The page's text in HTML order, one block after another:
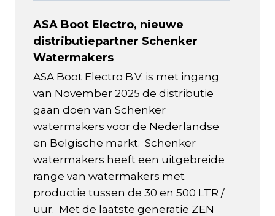
ASA Boot Electro, nieuwe
distributiepartner Schenker
Watermakers
ASA Boot Electro B.V. is met ingang
van November 2025 de distributie
gaan doen van Schenker
watermakers voor de Nederlandse
en Belgische markt. Schenker
watermakers heeft een uitgebreide
range van watermakers met
productie tussen de 30 en 500 LTR /
uur. Met de laatste generatie ZEN